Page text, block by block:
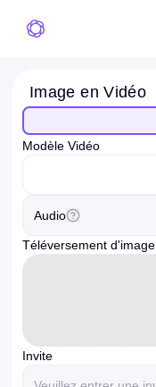
Image en Vidéo
Modèle Vidéo
Audio
Téléversement d'image
Invite